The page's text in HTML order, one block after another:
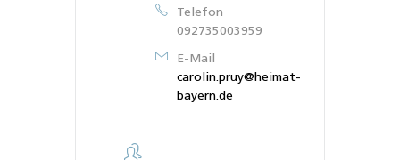
Telefon
092735003959
E-Mail
carolin.pruy@heimat-
bayern.de